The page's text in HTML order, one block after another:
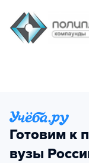
Готовим к
вузы